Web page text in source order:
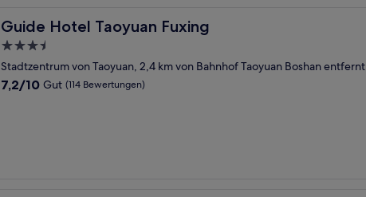
Guide Hotel Taoyuan Fuxing
Guide Hotel Taoyuan Fuxing
3.5-
Sterne-
Unterkunft
Stadtzentrum von Taoyuan, 2,4 km von Bahnhof Taoyuan Boshan entfernt
7.2
7,2/10 Gut (114 Bewertungen)